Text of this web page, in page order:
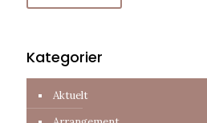
Kategorier
Aktuelt